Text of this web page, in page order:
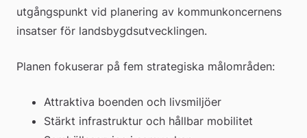
utgångspunkt vid planering av kommunkoncernens
insatser för landsbygdsutvecklingen.
Planen fokuserar på fem strategiska målområden:
Attraktiva boenden och livsmiljöer
Stärkt infrastruktur och hållbar mobilitet